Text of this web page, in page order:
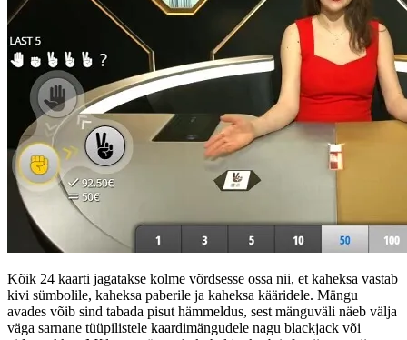
Kõik 24 kaarti jagatakse kolme võrdsesse ossa nii, et kaheksa vastab
kivi sümbolile, kaheksa paberile ja kaheksa kääridele. Mängu
avades võib sind tabada pisut hämmeldus, sest mänguväli näeb välja
väga sarnane tüüpilistele kaardimängudele nagu blackjack või